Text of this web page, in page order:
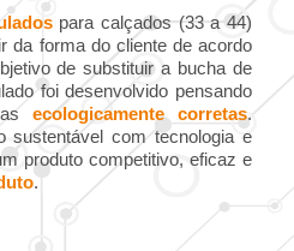
para calçados (33 a 44)
da forma do cliente de acordo
de substituir a bucha de
foi desenvolvido pensando
ecologicamente corretas.
sustentável com tecnologia e
produto competitivo, eficaz e
.